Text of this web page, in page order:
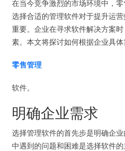
在当今竞争激烈的市场环境中，零
选择合适的管理软件对于提升运
重要。企业在寻求软件解决方案
素。本文将探讨如何根据企业具
零售管理
软件。
明确企业需求
选择管理软件的首先步是明确企
中遇到的问题和困难是选择软件